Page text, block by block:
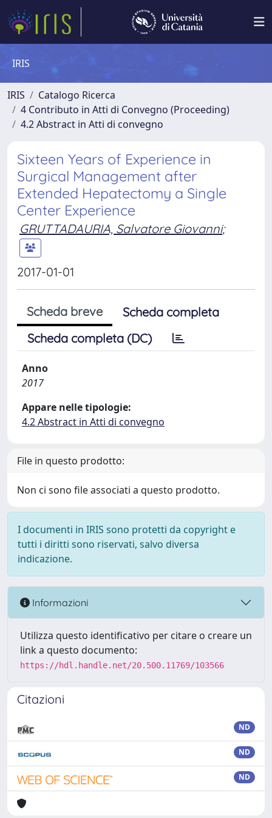
IRIS
IRIS
Catalogo Ricerca
4 Contributo in Atti di Convegno (Proceeding)
4.2 Abstract in Atti di convegno
Sixteen Years of Experience in
Surgical Management after
Extended Hepatectomy a Single
Center Experience
GRUTTADAURIA, Salvatore Giovanni;
2017-01-01
Scheda breve
Scheda completa
Scheda completa (DC)
Anno
2017
Appare nelle tipologie:
4.2 Abstract in Atti di convegno
File in questo prodotto:
Non ci sono file associati a questo prodotto.
I documenti in IRIS sono protetti da copyright e
tutti i diritti sono riservati, salvo diversa
indicazione.
Informazioni
Utilizza questo identificativo per citare o creare un
link a questo documento:
https://hdl.handle.net/20.500.11769/103566
Citazioni
ND
ND
ND